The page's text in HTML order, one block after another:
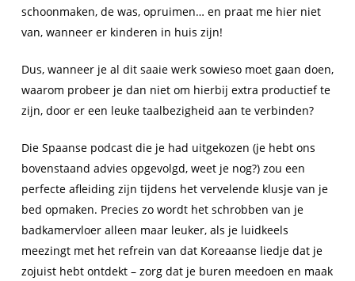
schoonmaken, de was, opruimen… en praat me hier niet
van, wanneer er kinderen in huis zijn!
Dus, wanneer je al dit saaie werk sowieso moet gaan doen,
waarom probeer je dan niet om hierbij extra productief te
zijn, door er een leuke taalbezigheid aan te verbinden?
Die Spaanse podcast die je had uitgekozen (je hebt ons
bovenstaand advies opgevolgd, weet je nog?) zou een
perfecte afleiding zijn tijdens het vervelende klusje van je
bed opmaken. Precies zo wordt het schrobben van je
badkamervloer alleen maar leuker, als je luidkeels
meezingt met het refrein van dat Koreaanse liedje dat je
zojuist hebt ontdekt – zorg dat je buren meedoen en maak